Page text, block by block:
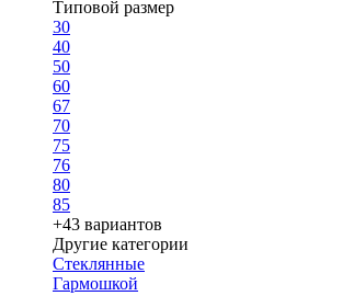
Типовой размер
30
40
50
60
67
70
75
76
80
85
+43 вариантов
Другие категории
Стеклянные
Гармошкой